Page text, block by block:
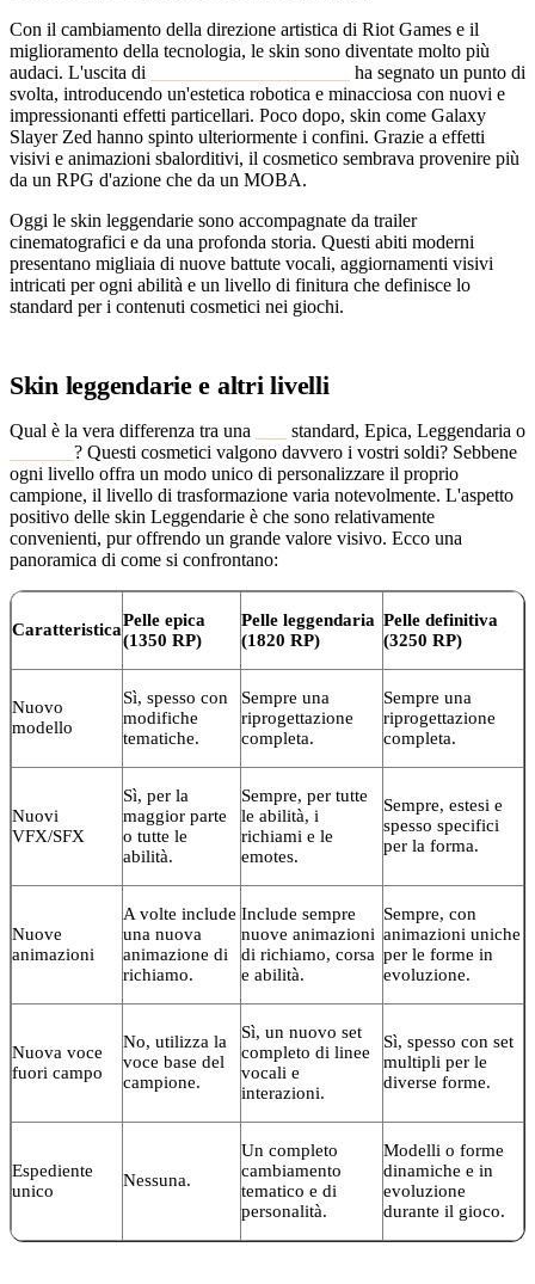
Con il cambiamento della direzione artistica di Riot Games e il
miglioramento della tecnologia, le skin sono diventate molto più
audaci. L'uscita di
ha segnato un punto di
svolta, introducendo un'estetica robotica e minacciosa con nuovi e
impressionanti effetti particellari. Poco dopo, skin come Galaxy
Slayer Zed hanno spinto ulteriormente i confini. Grazie a effetti
visivi e animazioni sbalorditivi, il cosmetico sembrava provenire più
da un RPG d'azione che da un MOBA.
Oggi le skin leggendarie sono accompagnate da trailer
cinematografici e da una profonda storia. Questi abiti moderni
presentano migliaia di nuove battute vocali, aggiornamenti visivi
intricati per ogni abilità e un livello di finitura che definisce lo
standard per i contenuti cosmetici nei giochi.
Skin leggendarie e altri livelli
Qual è la vera differenza tra una
standard, Epica, Leggendaria o
? Questi cosmetici valgono davvero i vostri soldi? Sebbene
ogni livello offra un modo unico di personalizzare il proprio
campione, il livello di trasformazione varia notevolmente. L'aspetto
positivo delle skin Leggendarie è che sono relativamente
convenienti, pur offrendo un grande valore visivo. Ecco una
panoramica di come si confrontano:
CaratteristicaPelle epica
(1350 RP)
Pelle leggendaria
(1820 RP)
Pelle definitiva
(3250 RP)
Nuovo
modello
Sì, spesso con
modifiche
tematiche.
Sempre una
riprogettazione
completa.
Sempre una
riprogettazione
completa.
Nuovi
VFX/SFX
Sì, per la
maggior parte
o tutte le
abilità.
Sempre, per tutte
le abilità, i
richiami e le
emotes.
Sempre, estesi e
spesso specifici
per la forma.
Nuove
animazioni
A volte include
una nuova
animazione di
richiamo.
Include sempre
nuove animazioni
di richiamo, corsa
e abilità.
Sempre, con
animazioni uniche
per le forme in
evoluzione.
Nuova voce
fuori campo
No, utilizza la
voce base del
campione.
Sì, un nuovo set
completo di linee
vocali e
interazioni.
Sì, spesso con set
multipli per le
diverse forme.
Espediente
unico
Nessuna.
Un completo
cambiamento
tematico e di
personalità.
Modelli o forme
dinamiche e in
evoluzione
durante il gioco.